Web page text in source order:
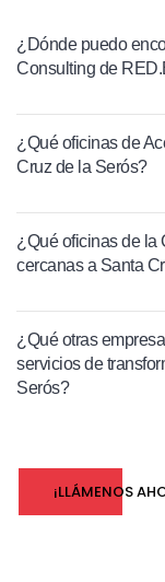
¿Dónde puedo
Consulting de
¿Qué oficinas de
Cruz de la Serós?
¿Qué oficinas de la
cercanas a Santa
¿Qué otras
servicios de
Serós?
¡LLÁMENOS